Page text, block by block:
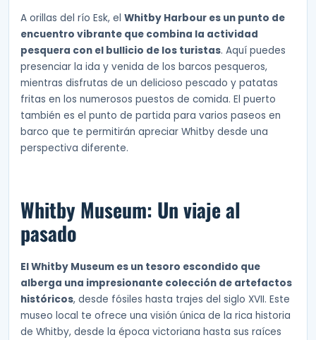
A orillas del río Esk, el Whitby Harbour es un punto de
encuentro vibrante que combina la actividad
pesquera con el bullicio de los turistas. Aquí puedes
presenciar la ida y venida de los barcos pesqueros,
mientras disfrutas de un delicioso pescado y patatas
fritas en los numerosos puestos de comida. El puerto
también es el punto de partida para varios paseos en
barco que te permitirán apreciar Whitby desde una
perspectiva diferente.
Whitby Museum: Un viaje al
pasado
El Whitby Museum es un tesoro escondido que
alberga una impresionante colección de artefactos
históricos, desde fósiles hasta trajes del siglo XVII. Este
museo local te ofrece una visión única de la rica historia
de Whitby, desde la época victoriana hasta sus raíces